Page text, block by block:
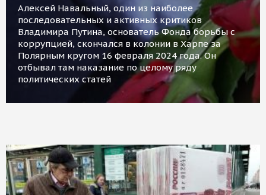
Алексей Навальный, один из наиболее
последовательных и активных критиков
Владимира Путина, основатель Фонда борьбы с
коррупцией, скончался в колонии в Харпе за
Полярным кругом 16 февраля 2024 года. Он
отбывал там наказание по целому ряду
политических статей